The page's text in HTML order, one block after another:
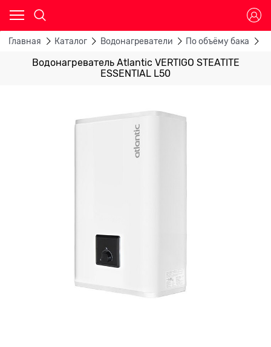
Главная Каталог Водонагреватели По объёму бака
Водонагреватель Atlantic VERTIGO STEATITE
ESSENTIAL L50